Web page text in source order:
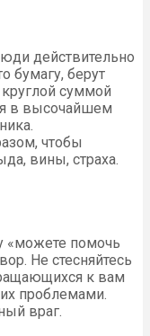
действительно
бумагу, берут
суммой
в высочайшем
чтобы
вины, страха.
«можете помочь
Не стесняйтесь
к вам
проблемами.
враг.